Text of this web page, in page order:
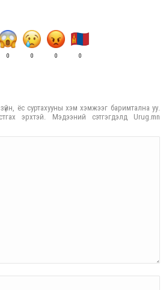
0 0 0 0
ёс суртахууны хэм хэмжээг баримтална уу.
эрхтэй. Мэдээний сэтгэгдэлд Urug.mn